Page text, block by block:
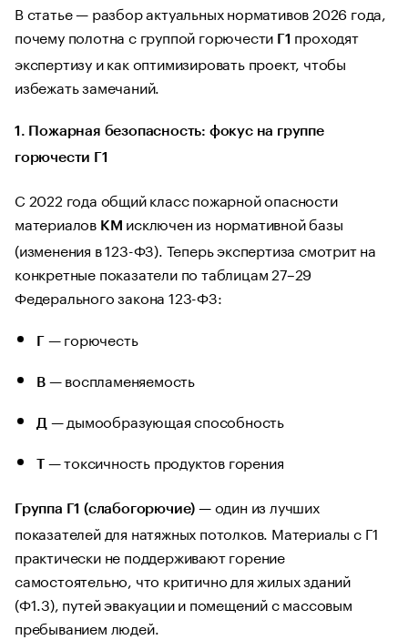
В статье — разбор актуальных нормативов 2026 года,
почему полотна с группой горючести Г1 проходят
экспертизу и как оптимизировать проект, чтобы
избежать замечаний.
1. Пожарная безопасность: фокус на группе
горючести Г1
С 2022 года общий класс пожарной опасности
материалов КМ исключен из нормативной базы
(изменения в 123-ФЗ). Теперь экспертиза смотрит на
конкретные показатели по таблицам 27–29
Федерального закона 123-ФЗ:
Г— горючесть
В— воспламеняемость
Д — дымообразующая способность
Т— токсичность продуктов горения
Группа Г1 (слабогорючие) — один из лучших
показателей для натяжных потолков. Материалы с Г1
практически не поддерживают горение
самостоятельно, что критично для жилых зданий
(Ф1.3), путей эвакуации и помещений с массовым
пребыванием людей.